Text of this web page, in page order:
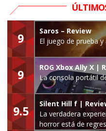
9
Saros – Review
El juego de prueba y
9
ROG Xbox Ally X |
La consola portátil
9.5
Silent Hill f |
La verdadera
horror está de